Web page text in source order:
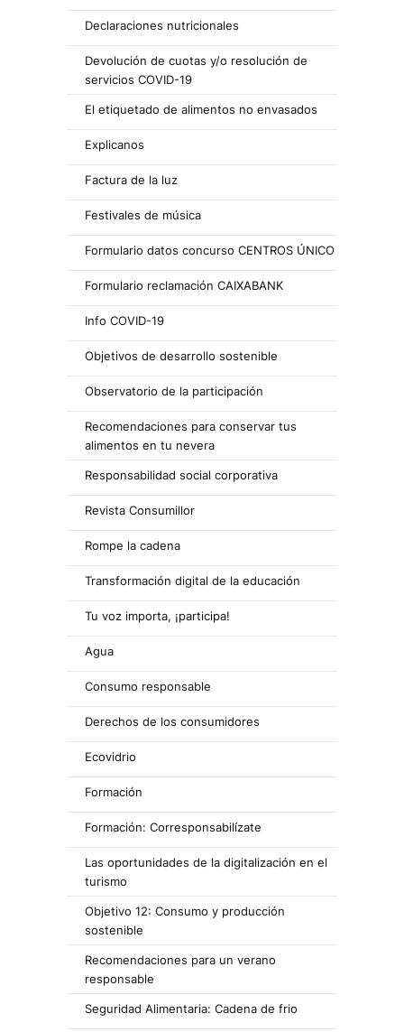
Declaraciones nutricionales
Devolución de cuotas y/o resolución de
servicios COVID-19
El etiquetado de alimentos no envasados
Explicanos
Factura de la luz
Festivales de música
Formulario datos concurso CENTROS ÚNICO
Formulario reclamación CAIXABANK
Info COVID-19
Objetivos de desarrollo sostenible
Observatorio de la participación
Recomendaciones para conservar tus
alimentos en tu nevera
Responsabilidad social corporativa
Revista Consumillor
Rompe la cadena
Transformación digital de la educación
Tu voz importa, ¡participa!
Agua
Consumo responsable
Derechos de los consumidores
Ecovidrio
Formación
Formación: Corresponsabilízate
Las oportunidades de la digitalización en el
turismo
Objetivo 12: Consumo y producción
sostenible
Recomendaciones para un verano
responsable
Seguridad Alimentaria: Cadena de frio